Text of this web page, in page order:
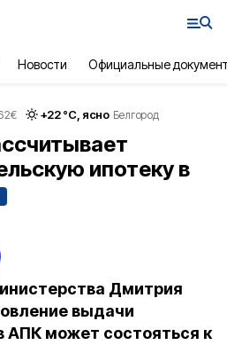
Новости Официальные
€ +22°С, ясно Белгород
ипотеку в
Дмитрия
выдачи
АПК может состояться к